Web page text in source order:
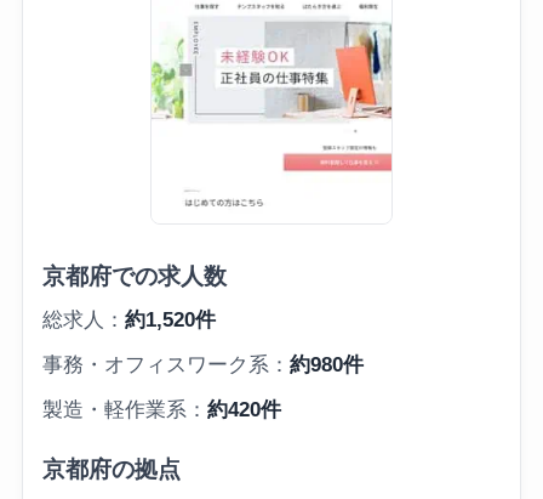
京都府での求人数
総求人： 約1,520件
事務・オフィスワーク系： 約980件
製造・軽作業系： 約420件
京都府の拠点